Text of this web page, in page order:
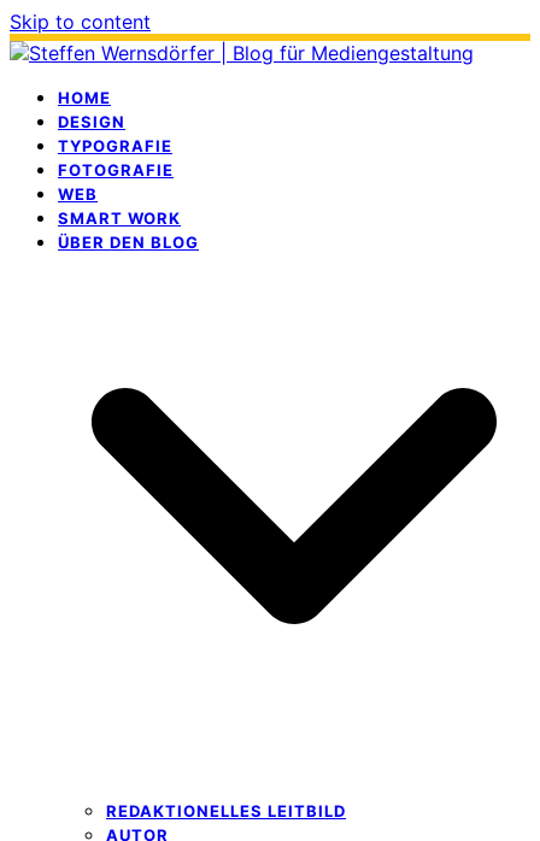
Skip to content
HOME
DESIGN
TYPOGRAFIE
FOTOGRAFIE
WEB
SMART WORK
ÜBER DEN BLOG
REDAKTIONELLES LEITBILD
AUTOR